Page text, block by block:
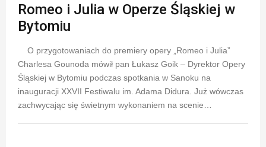
Romeo i Julia w Operze Śląskiej w
Bytomiu
O przygotowaniach do premiery opery „Romeo i Julia”
Charlesa Gounoda mówił pan Łukasz Goik – Dyrektor Opery
Śląskiej w Bytomiu podczas spotkania w Sanoku na
inauguracji XXVII Festiwalu im. Adama Didura. Już wówczas
zachwycając się świetnym wykonaniem na scenie…